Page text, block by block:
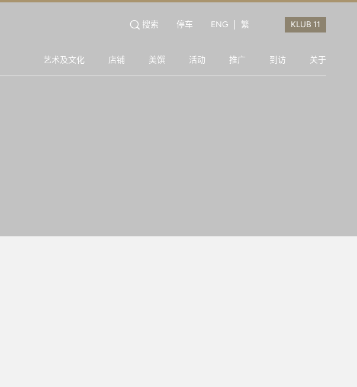
搜索 停车 ENG 繁
艺术及文化 店铺 美馔 活动 推广 到访 关于